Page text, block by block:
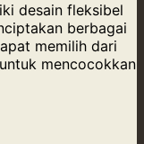
desain fleksibel
berbagai
memilih dari
mencocokkan